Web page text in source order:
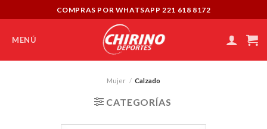
to
content
COMPRAS POR WHATSAPP 221 618 8172
MENÚ
Mujer / Calzado
CATEGORÍAS